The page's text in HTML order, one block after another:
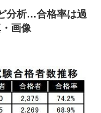
分析…合格率は過
画像